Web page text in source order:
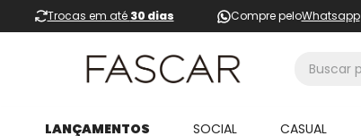
Trocas em até 30 dias Compre peloWhatsapp
LANÇAMENTOS SOCIAL CASUAL